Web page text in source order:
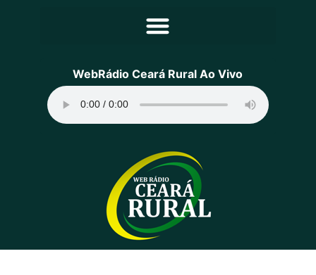
Principal
Programação
Equipe
Contato
Sobre
WebRádio Ceará Rural Ao Vivo